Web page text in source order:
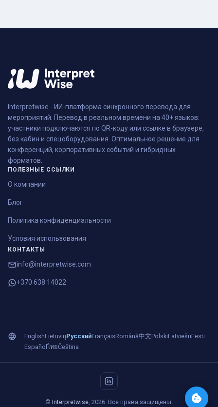
Interpretwise - ИИ-платформа синхронного перевода для
мероприятий. Перевод в реальном времени на 40+ языков:
участники подключаются по QR-коду или ссылке в браузере,
без кабин и спецоборудования. Оптимальное решение для
конференций, корпоративных событий и гибридных
форматов.
ПОЛЕЗНЫЕ ССЫЛКИ
О компании
Блог
Политика конфиденциальности
Условия использования
КОНТАКТЫ
info@interpretwise.com
+370 638 14022
EnglishLietuviųРусскийFrançaisRomână中文PolskiLatviešuEesti
EspañolไทยČeština
© Interpretwise, 2026. Все права защищены.